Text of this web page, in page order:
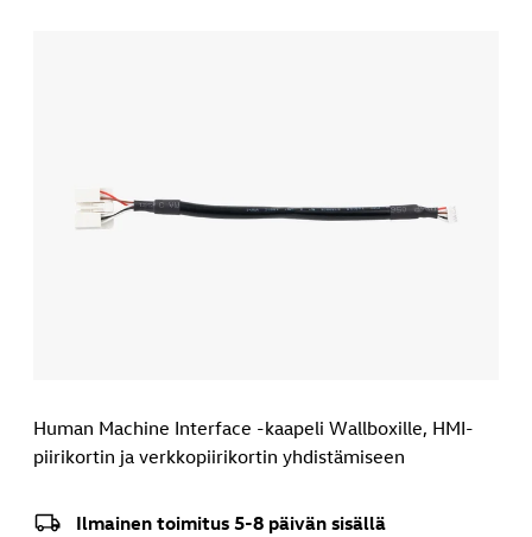
Human Machine Interface -kaapeli Wallboxille, HMI-
piirikortin ja verkkopiirikortin yhdistämiseen
Ilmainen toimitus 5-8 päivän sisällä